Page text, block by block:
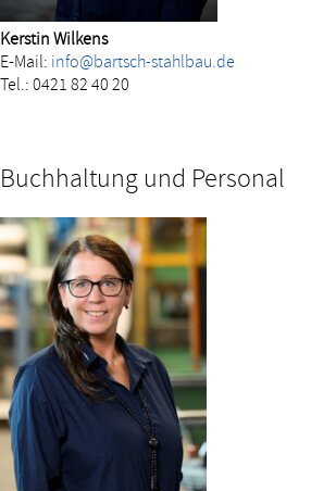
Kerstin Wilkens
E-Mail: info@bartsch-stahlbau.de
Tel.: 0421 82 40 20
Buchhaltung und Personal